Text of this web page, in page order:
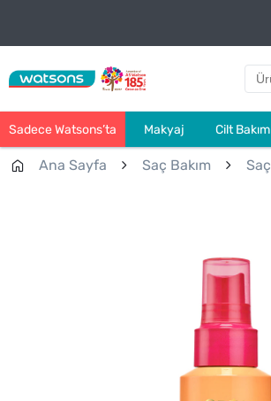
Sadece Watsons’ta Makyaj Cilt Bakım
Ana Sayfa Saç Bakım